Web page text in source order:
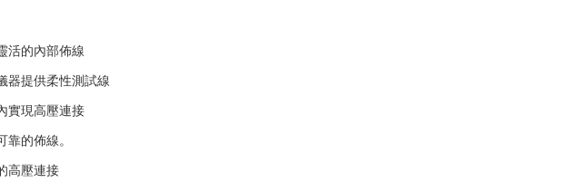
活的內部佈線
器提供柔性測試線
實現高壓連接
的佈線。
高壓連接